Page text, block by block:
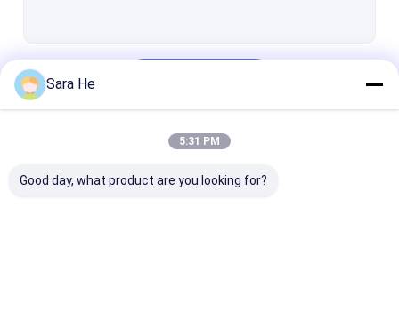
Casos
Nuestras Categorías
Sara He
5:31 PM
Good day, what product are you looking for?